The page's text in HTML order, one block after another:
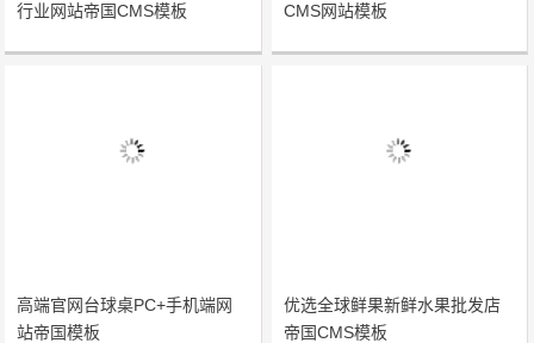
行业网站帝国CMS模板
CMS网站模板
高端官网台球桌PC+手机端网
站帝国模板
优选全球鲜果新鲜水果批发店
帝国CMS模板